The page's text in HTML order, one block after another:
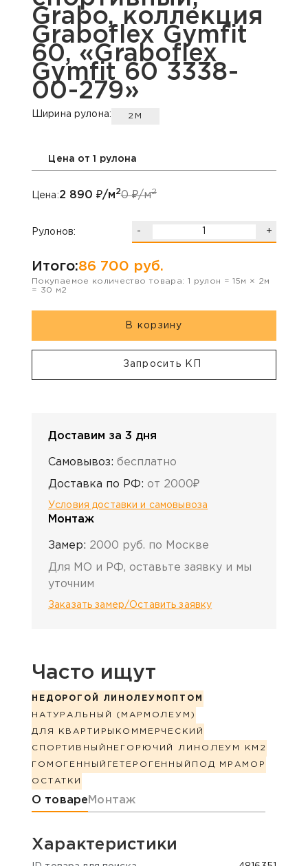
Grabo, коллекция
Graboflex Gymfit
60, «Graboflex
Gymfit 60 3338-
00-279»
Ширина рулона: 2М
Цена от 1 рулона
Цена:2 890 ₽/м20₽/м2
Рулонов: - +
Итого:86 700 руб.
Покупаемое количество товара: 1 рулон =15м × 2м
=
30 м2
В корзину
Запросить КП
Доставим за 3 дня
Самовывоз: бесплатно
Доставка по РФ: от 2000₽
Условия доставки и самовывоза
Монтаж
Замер: 2000 руб. по Москве
Для МО и РФ, оставьте заявку и мы
уточним
Заказать замер/Оставить заявку
Часто ищут
НЕДОРОГОЙ ЛИНОЛЕУМ ОПТОМ
НАТУРАЛЬНЫЙ (МАРМОЛЕУМ)
ДЛЯ КВАРТИРЫ КОММЕРЧЕСКИЙ
СПОРТИВНЫЙ НЕГОРЮЧИЙ ЛИНОЛЕУМ КМ2
ГОМОГЕННЫЙ ГЕТЕРОГЕННЫЙ ПОД МРАМОР
ОСТАТКИ
Информация о товаре
О товаре Монтаж
Характеристики